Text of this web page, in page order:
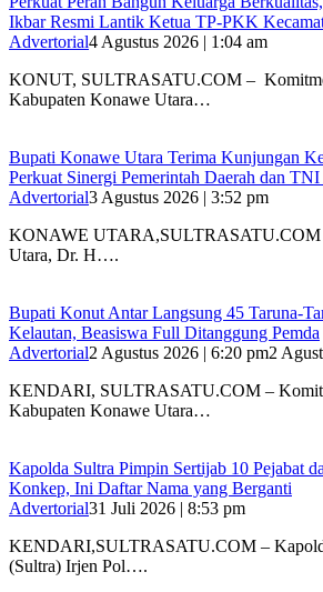
Ikbar Resmi Lantik Ketua TP-PKK
Advertorial4 Agustus 2026 | 1:04 am
‎KONUT, SULTRASATU.COM –
Kabupaten Konawe Utara…
Bupati Konawe Utara Terima Kunjungan
Perkuat Sinergi Pemerintah Daerah dan
Advertorial3 Agustus 2026 | 3:52 pm
‎KONAWE UTARA,SULTRASATU.COM
Utara, Dr. H….
Bupati Konut Antar Langsung 45 Taruna-
Kelautan, Beasiswa Full Ditanggung Pemda
Advertorial2 Agustus 2026 | 6:20 pm2
KENDARI, SULTRASATU.COM –
Kabupaten Konawe Utara…
‎Kapolda Sultra Pimpin Sertijab 10 Pejabat
Konkep, Ini Daftar Nama yang Berganti
Advertorial31 Juli 2026 | 8:53 pm
‎KENDARI,SULTRASATU.COM –
(Sultra) Irjen Pol….